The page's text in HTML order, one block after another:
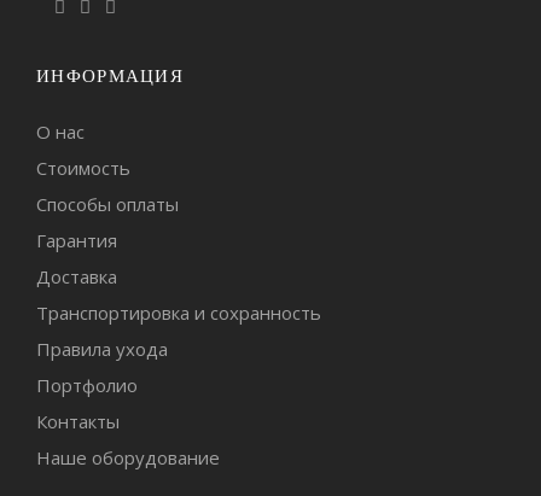
ИНФОРМАЦИЯ
О нас
Стоимость
Способы оплаты
Гарантия
Доставка
Транспортировка и сохранность
Правила ухода
Портфолио
Контакты
Наше оборудование